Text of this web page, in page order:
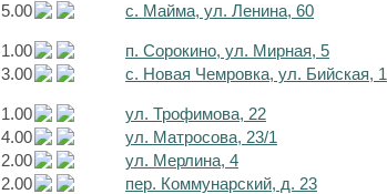
5.00 с. Майма, ул. Ленина, 60
1.00 п. Сорокино, ул. Мирная, 5
3.00 с. Новая Чемровка, ул. Бийская, 1
1.00 ул. Трофимова, 22
4.00 ул. Матросова, 23/1
2.00 ул. Мерлина, 4
2.00 пер. Коммунарский, д. 23